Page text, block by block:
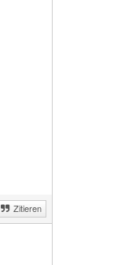
Zitieren